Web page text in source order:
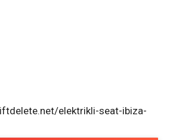
elektrikli-seat-ibiza-